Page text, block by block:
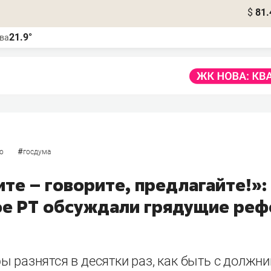
$
21.9°
#госдума
– говорите, предлагайте!»:
РТ обсуждали грядущие
разнятся в десятки раз, как быть с